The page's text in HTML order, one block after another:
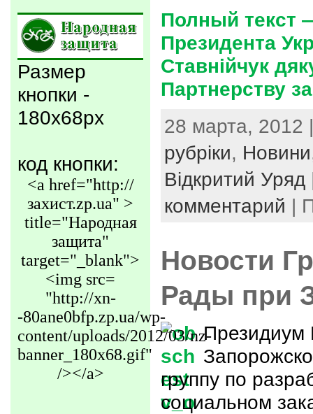
Размер
кнопки -
180x68px
код кнопки:
<a href="http://
захист.zp.ua" >
title="Народная
защита"
target="_blank">
<img src=
"http://xn-
-80ane0bfp.zp.ua/wp-
content/uploads/2012/03/nz-
banner_180x68.gif"
/></a>
Полный текст
Президента
Ставнійчук
Партнерству
28 марта, 2012
рубріки, Новини
Відкритий Уряд
комментарий |
Новости
Рады при
Президиум
группу по
социальном